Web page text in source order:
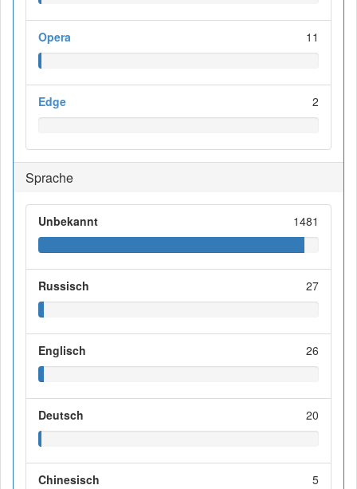
Opera 11
Edge 2
Sprache
Unbekannt 1481
Russisch 27
Englisch 26
Deutsch 20
Chinesisch 5